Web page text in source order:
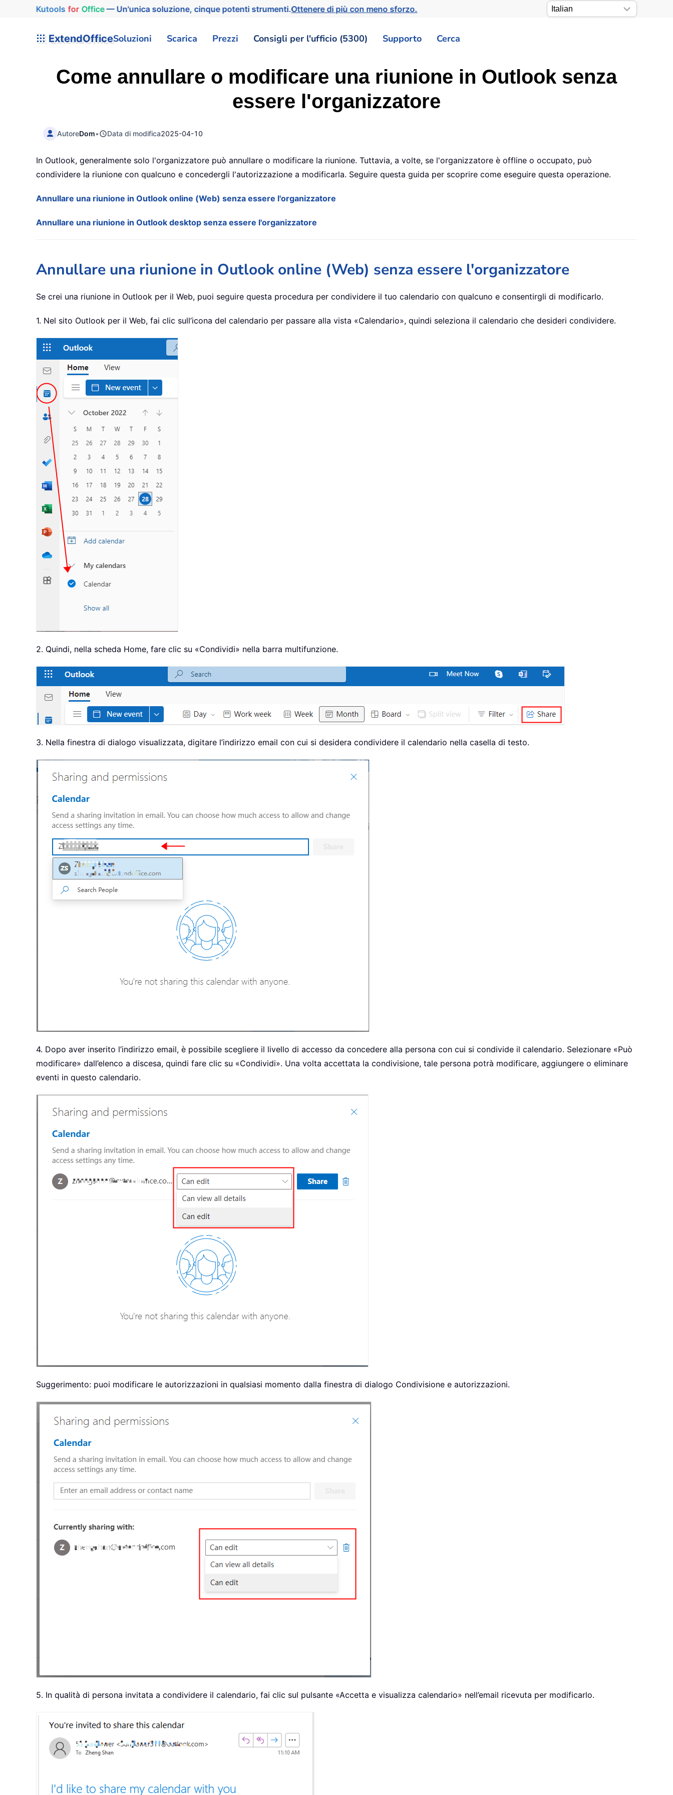
Kutools for Office— Un'unica soluzione, cinque potenti strumenti.Ottenere di più con meno sforzo.
ExtendOfficeSoluzioni Scarica Prezzi Consigli per l'ufficio (5300) Supporto Cerca
Come annullare o modificare una riunione in Outlook senza
essere l'organizzatore
AutoreDom• Data di modifica2025-04-10
In Outlook, generalmente solo l'organizzatore può annullare o modificare la riunione. Tuttavia, a volte, se l'organizzatore è offline o occupato, può
condividere la riunione con qualcuno e concedergli l'autorizzazione a modificarla. Seguire questa guida per scoprire come eseguire questa operazione.
Annullare una riunione in Outlook online (Web) senza essere l'organizzatore
Annullare una riunione in Outlook desktop senza essere l'organizzatore
Annullare una riunione in Outlook online (Web) senza essere l'organizzatore
Se crei una riunione in Outlook per il Web, puoi seguire questa procedura per condividere il tuo calendario con qualcuno e consentirgli di modificarlo.
1. Nel sito Outlook per il Web, fai clic sull’icona del calendario per passare alla vista «Calendario», quindi seleziona il calendario che desideri condividere.
2. Quindi, nella scheda Home, fare clic su «Condividi» nella barra multifunzione.
3. Nella finestra di dialogo visualizzata, digitare l’indirizzo email con cui si desidera condividere il calendario nella casella di testo.
4. Dopo aver inserito l’indirizzo email, è possibile scegliere il livello di accesso da concedere alla persona con cui si condivide il calendario. Selezionare «Può
modificare» dall’elenco a discesa, quindi fare clic su «Condividi». Una volta accettata la condivisione, tale persona potrà modificare, aggiungere o eliminare
eventi in questo calendario.
Suggerimento: puoi modificare le autorizzazioni in qualsiasi momento dalla finestra di dialogo Condivisione e autorizzazioni.
5. In qualità di persona invitata a condividere il calendario, fai clic sul pulsante «Accetta e visualizza calendario» nell’email ricevuta per modificarlo.